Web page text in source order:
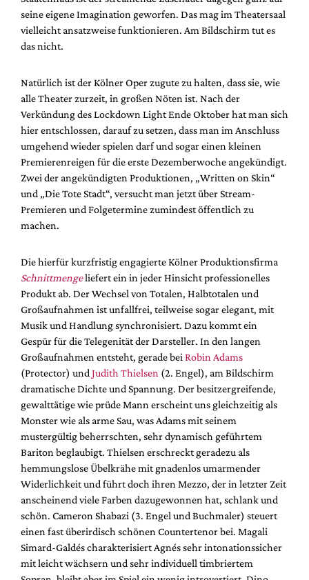
seine eigene Imagination geworfen. Das mag im Theatersaal
vielleicht ansatzweise funktionieren. Am Bildschirm tut es
das nicht.
Natürlich ist der Kölner Oper zugute zu halten, dass sie, wie
alle Theater zurzeit, in großen Nöten ist. Nach der
Verkündung des Lockdown Light Ende Oktober hat man sich
hier entschlossen, darauf zu setzen, dass man im Anschluss
umgehend wieder spielen darf und sogar einen kleinen
Premierenreigen für die erste Dezemberwoche angekündigt.
Zwei der angekündigten Produktionen, „Written on Skin“
und „Die Tote Stadt“, versucht man jetzt über Stream-
Premieren und Folgetermine zumindest öffentlich zu
machen.
Die hierfür kurzfristig engagierte Kölner Produktionsfirma
Schnittmengeliefert ein in jeder Hinsicht professionelles
Produkt ab. Der Wechsel von Totalen, Halbtotalen und
Großaufnahmen ist unfallfrei, teilweise sogar elegant, mit
Musik und Handlung synchronisiert. Dazu kommt ein
Gespür für die Telegenität der Darsteller. In den langen
Großaufnahmen entsteht, gerade bei Robin Adams
(Protector) und Judith Thielsen (2. Engel), am Bildschirm
dramatische Dichte und Spannung. Der besitzergreifende,
gewalttätige wie prüde Mann erscheint uns gleichzeitig als
Monster wie als arme Sau, was Adams mit seinem
mustergültig beherrschten, sehr dynamisch geführtem
Bariton beglaubigt. Thielsen erschreckt geradezu als
hemmungslose Übelkrähe mit gnadenlos umarmender
Widerlichkeit und führt doch ihren Mezzo, der in letzter Zeit
anscheinend viele Farben dazugewonnen hat, schlank und
schön. Cameron Shabazi (3. Engel und Buchmaler) steuert
einen fast überirdisch schönen Countertenor bei. Magali
Simard-Galdés charakterisiert Agnés sehr intonationssicher
mit leicht wächsern und sehr individuell timbriertem